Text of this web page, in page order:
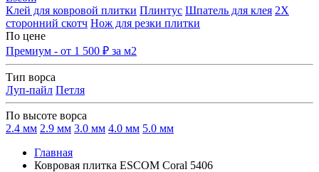
Клей для ковровой плитки Плинтус Шпатель для клея 2Х
сторонний скотч Нож для резки плитки
По цене
Премиум - от 1 500 ₽ за м2
Тип ворса
Луп-пайл Петля
По высоте ворса
2.4 мм 2.9 мм 3.0 мм 4.0 мм 5.0 мм
Главная
Ковровая плитка ESCOM Coral 5406